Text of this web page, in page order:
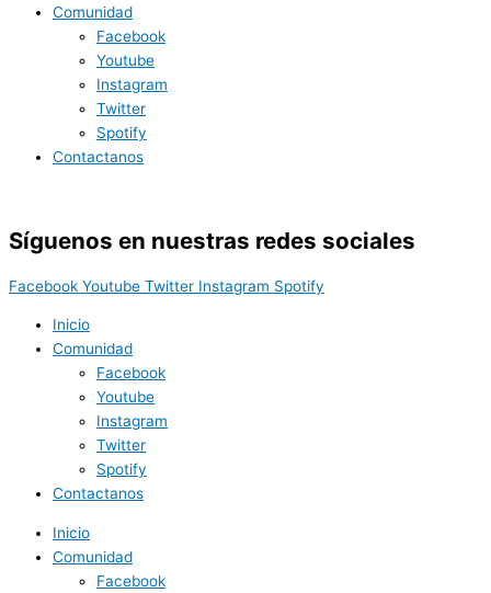
Comunidad
Facebook
Youtube
Instagram
Twitter
Spotify
Contactanos
Síguenos en nuestras redes sociales
Facebook Youtube Twitter Instagram Spotify
Inicio
Comunidad
Facebook
Youtube
Instagram
Twitter
Spotify
Contactanos
Inicio
Comunidad
Facebook